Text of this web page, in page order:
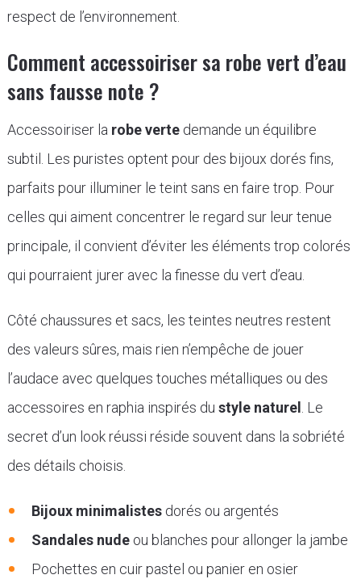
respect de l’environnement.
Comment accessoiriser sa robe vert d’eau
sans fausse note ?
Accessoiriser la robe vertedemande un équilibre
subtil. Les puristes optent pour des bijoux dorés fins,
parfaits pour illuminer le teint sans en faire trop. Pour
celles qui aiment concentrer le regard sur leur tenue
principale, il convient d’éviter les éléments trop colorés
qui pourraient jurer avec la finesse du vert d’eau.
Côté chaussures et sacs, les teintes neutres restent
des valeurs sûres, mais rien n’empêche de jouer
l’audace avec quelques touches métalliques ou des
accessoires en raphia inspirés du style naturel
. Le
secret d’un look réussi réside souvent dans la sobriété
des détails choisis.
Bijoux minimalistesdorés ou argentés
Sandales nudeou blanches pour allonger la jambe
Pochettes en cuir pastel ou panier en osier